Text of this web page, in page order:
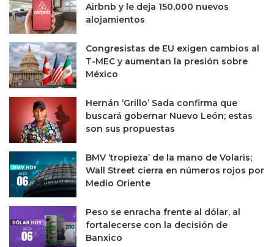
Airbnb y le deja 150,000 nuevos
alojamientos
Congresistas de EU exigen cambios al
T-MEC y aumentan la presión sobre
México
Hernán ‘Grillo’ Sada confirma que
buscará gobernar Nuevo León; estas
son sus propuestas
BMV ‘tropieza’ de la mano de Volaris;
Wall Street cierra en números rojos por
Medio Oriente
Peso se enracha frente al dólar, al
fortalecerse con la decisión de
Banxico